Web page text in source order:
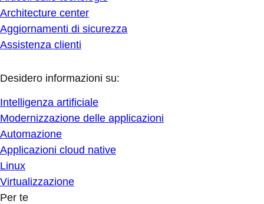
Architecture center
Aggiornamenti di sicurezza
Assistenza clienti
Desidero informazioni su:
Intelligenza artificiale
Modernizzazione delle applicazioni
Automazione
Applicazioni cloud native
Linux
Virtualizzazione
Per te